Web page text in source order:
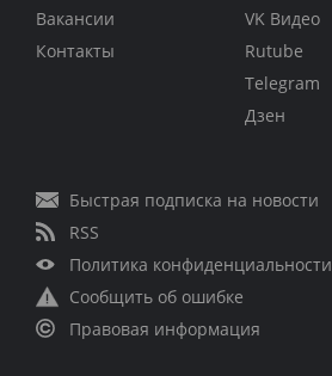
Вакансии
Контакты
VK Видео
Rutube
Telegram
Дзен
Быстрая подписка на новости
RSS
Политика конфиденциальности
Сообщить об ошибке
Правовая информация